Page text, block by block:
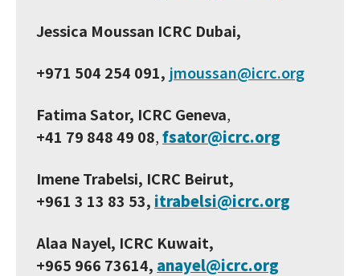
Jessica Moussan ICRC Dubai,
+971 504 254 091, jmoussan@icrc.org
Fatima Sator, ICRC Geneva,
+41 79 848 49 08,fsator@icrc.org
Imene Trabelsi, ICRC Beirut,
+961 3 13 83 53, itrabelsi@icrc.org
Alaa Nayel, ICRC Kuwait,
+965 966 73614, anayel@icrc.org